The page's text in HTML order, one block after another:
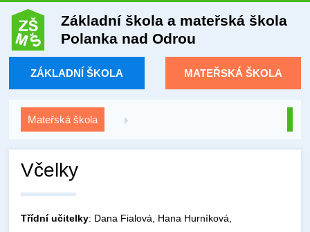
Základní škola a mateřská škola
Polanka nad Odrou
ZÁKLADNÍ ŠKOLA MATEŘSKÁ ŠKOLA
Mateřská škola
Včelky
Třídní učitelky: Dana Fialová, Hana Hurníková,